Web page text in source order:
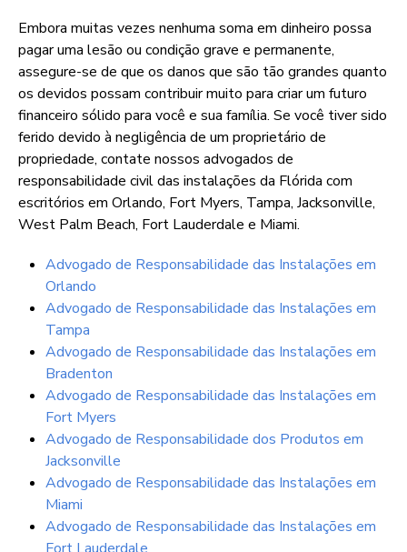
Embora muitas vezes nenhuma soma em dinheiro possa
pagar uma lesão ou condição grave e permanente,
assegure-se de que os danos que são tão grandes quanto
os devidos possam contribuir muito para criar um futuro
financeiro sólido para você e sua família. Se você tiver sido
ferido devido à negligência de um proprietário de
propriedade, contate nossos advogados de
responsabilidade civil das instalações da Flórida com
escritórios em Orlando, Fort Myers, Tampa, Jacksonville,
West Palm Beach, Fort Lauderdale e Miami.
Advogado de Responsabilidade das Instalações em
Orlando
Advogado de Responsabilidade das Instalações em
Tampa
Advogado de Responsabilidade das Instalações em
Bradenton
Advogado de Responsabilidade das Instalações em
Fort Myers
Advogado de Responsabilidade dos Produtos em
Jacksonville
Advogado de Responsabilidade das Instalações em
Miami
Advogado de Responsabilidade das Instalações em